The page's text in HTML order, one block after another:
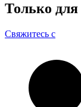
Только для
Свяжитесь с